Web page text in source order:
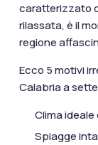
caratterizzato
rilassata, è il
regione
Ecco 5 motivi
Calabria a
Clima
Spiagge